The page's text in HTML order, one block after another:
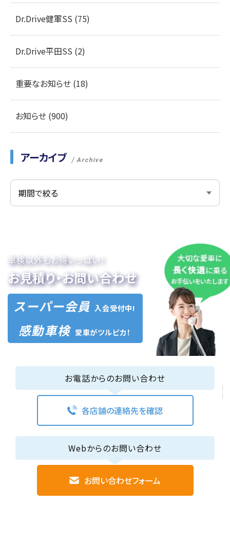
Dr.Drive健軍SS (75)
Dr.Drive平田SS (2)
重要なお知らせ (18)
お知らせ (900)
アーカイブ Archive
車検以外もお得いっぱい！
お見積り・お問い合わせ
スーパー会員 入会受付中!
感動車検 愛車がツルピカ！
お電話からのお問い合わせ
各店舗の連絡先を確認
Webからのお問い合わせ
お問い合わせフォーム